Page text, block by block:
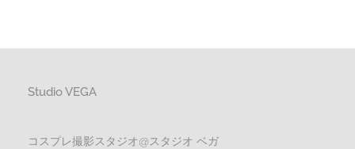
Studio VEGA
コスプレ撮影スタジオ@スタジオ ベガ